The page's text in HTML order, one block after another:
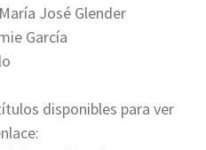
José Glender
García
disponibles para ver